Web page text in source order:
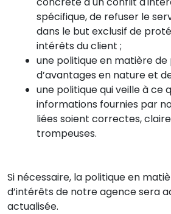
spécifique, de refuser le
dans le but exclusif de
intérêts du client ;
une politique en matière
d’avantages en nature et
une politique qui veille à ce
informations fournies par
liées soient correctes,
trompeuses.
Si nécessaire, la politique en
d’intérêts de notre agence sera
actualisée.